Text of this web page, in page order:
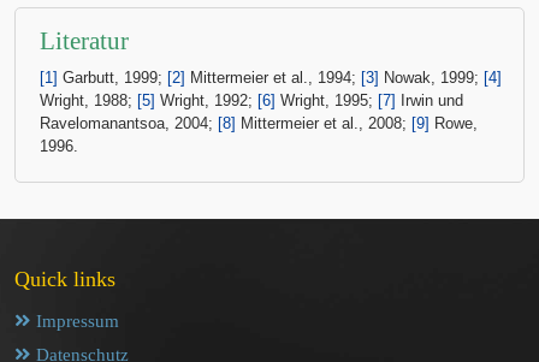
Literatur
[1] Garbutt, 1999; [2] Mittermeier et al., 1994; [3] Nowak, 1999; [4]
Wright, 1988; [5] Wright, 1992; [6] Wright, 1995; [7]
Irwin und
Ravelomanantsoa, 2004; [8] Mittermeier et al., 2008; [9] Rowe,
1996.
Quick links
Impressum
Datenschutz